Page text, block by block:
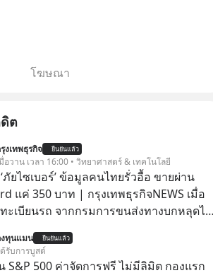
โฆษณา
ต
งเทพธุรกิจ ยืนยันแล้ว
อวาน เวลา 16:00 • วิทยาศาสตร์ & เทคโนโลยี
ภัยไซเบอร์’ ข้อมูลคนไทยรั่วอื้อ ขายผ่าน
แค่ 350 บาท | กรุงเทพธุรกิจNEWS เมื่อ
ะเบียนรถ จากกรมการขนส่งทางบกหลุดไป
ท รัฐบาลทำยังไงต่อ?
ทุนแมน ยืนยันแล้ว
รับการบูสต์
S&P 500 ค่าจัดการฟรี ไม่มีลิมิต กองแรก